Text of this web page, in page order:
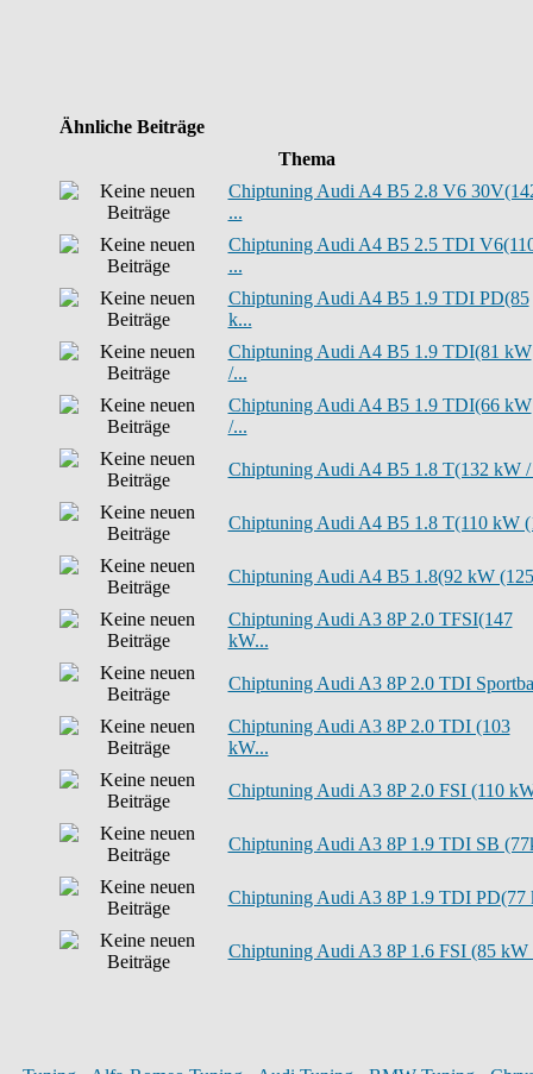
Ähnliche Beiträge
Thema
Chiptuning Audi A4 B5 2.8 V6
...
Chiptuning Audi A4 B5 2.5 TDI
...
Chiptuning Audi A4 B5 1.9 TDI PD(85
k...
Chiptuning Audi A4 B5 1.9 TDI(81 kW
/...
Chiptuning Audi A4 B5 1.9 TDI(66 kW
/...
Chiptuning Audi A4 B5 1.8 T(132 kW /
Chiptuning Audi A4 B5 1.8 T(110 kW
Chiptuning Audi A4 B5 1.8(92 kW
Chiptuning Audi A3 8P 2.0 TFSI(147
kW...
Chiptuning Audi A3 8P 2.0 TDI
Chiptuning Audi A3 8P 2.0 TDI (103
kW...
Chiptuning Audi A3 8P 2.0 FSI (110
Chiptuning Audi A3 8P 1.9 TDI SB
Chiptuning Audi A3 8P 1.9 TDI PD(77
Chiptuning Audi A3 8P 1.6 FSI (85 kW